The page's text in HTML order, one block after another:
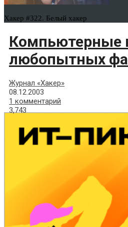
Хакер #322. Белый хакер
Компьютерные
любопытных
Журнал «Хакер»
08.12.2003
1 комментарий
3,743